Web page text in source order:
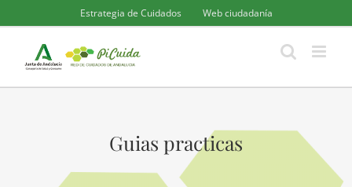
al
contenido
Estrategia de Cuidados Web ciudadanía
Guias practicas